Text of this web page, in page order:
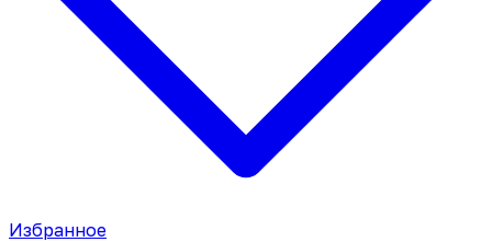
Избранное